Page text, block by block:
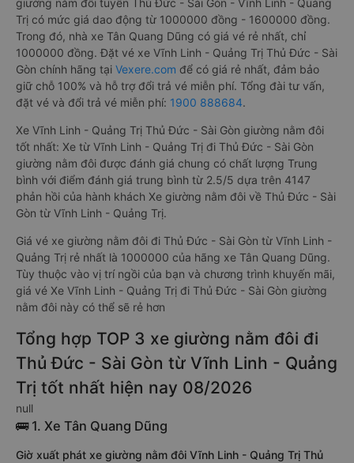
giường nằm đôi tuyến Thủ Đức - Sài Gòn - Vĩnh Linh - Quảng
Trị có mức giá dao động từ 1000000 đồng - 1600000 đồng.
Trong đó, nhà xe Tân Quang Dũng có giá vé rẻ nhất, chỉ
1000000 đồng. Đặt vé xe Vĩnh Linh - Quảng Trị Thủ Đức - Sài
Gòn chính hãng tại Vexere.com để có giá rẻ nhất, đảm bảo
giữ chỗ 100% và hỗ trợ đổi trả vé miễn phí. Tổng đài tư vấn,
đặt vé và đổi trả vé miễn phí: 1900 888684.
Xe Vĩnh Linh - Quảng Trị Thủ Đức - Sài Gòn giường nằm đôi
tốt nhất: Xe từ Vĩnh Linh - Quảng Trị đi Thủ Đức - Sài Gòn
giường nằm đôi được đánh giá chung có chất lượng Trung
bình với điểm đánh giá trung bình từ 2.5/5 dựa trên 4147
phản hồi của hành khách Xe giường nằm đôi về Thủ Đức - Sài
Gòn từ Vĩnh Linh - Quảng Trị.
Giá vé xe giường nằm đôi đi Thủ Đức - Sài Gòn từ Vĩnh Linh -
Quảng Trị rẻ nhất là 1000000 của hãng xe Tân Quang Dũng.
Tùy thuộc vào vị trí ngồi của bạn và chương trình khuyến mãi,
giá vé Xe Vĩnh Linh - Quảng Trị đi Thủ Đức - Sài Gòn giường
nằm đôi này có thể sẽ rẻ hơn
Tổng hợp TOP 3 xe giường nằm đôi đi
Thủ Đức - Sài Gòn từ Vĩnh Linh - Quảng
Trị tốt nhất hiện nay 08/2026
null
🚌 1. Xe Tân Quang Dũng
Giờ xuất phát xe giường nằm đôi Vĩnh Linh - Quảng Trị Thủ